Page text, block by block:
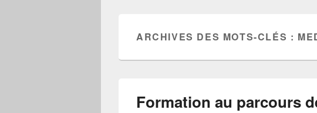
ARCHIVES DES MOTS-CLÉS :
Formation au parcours